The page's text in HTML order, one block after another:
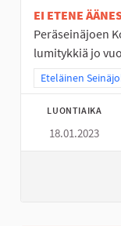
EI ETENE
Peräseinäjoen
lumitykkiä jo
Rajaa tulokset
Eteläinen
LUONTIAIKA
18.01.2023